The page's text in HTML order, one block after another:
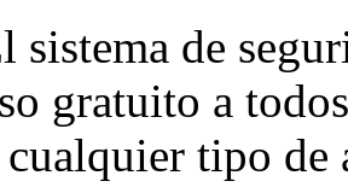
sistema de
gratuito a
cualquier tipo de